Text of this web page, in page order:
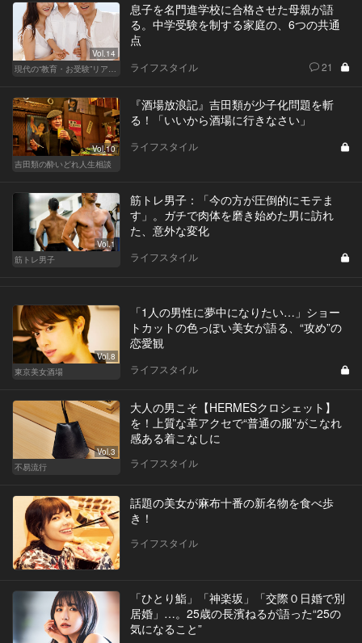
Vol.14
現代の“教育・お受験”リアルドキュメント
息子を名門進学校に合格させた母親が語
る。中学受験を制する家庭の、6つの共通
点
ライフスタイル 21
Vol.10
吉田類の酔いどれ人生相談
『酒場放浪記』吉田類が少子化問題を斬
る！「いいから酒場に行きなさい」
ライフスタイル
Vol.1
筋トレ男子
筋トレ男子：「今の方が圧倒的にモテま
す」。ガチで肉体を磨き始めた男に訪れ
た、意外な変化
ライフスタイル
Vol.8
東京美女酒場
「1人の男性に夢中になりたい…」ショー
トカットの色っぽい美女が語る、“攻め”の
恋愛観
ライフスタイル
Vol.3
不易流行
大人の男こそ【HERMESクロシェット】
を！上質な革アクセで“普通の服”がこなれ
感ある着こなしに
ライフスタイル
話題の美女が麻布十番の新名物を食べ歩
き！
ライフスタイル
「ひとり鮨」「神楽坂」「交際０日婚で別
居婚」…。25歳の長濱ねるが語った“25の
気になること”